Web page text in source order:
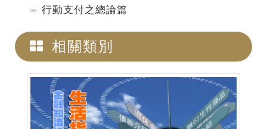
行動支付之總論篇
相關類別